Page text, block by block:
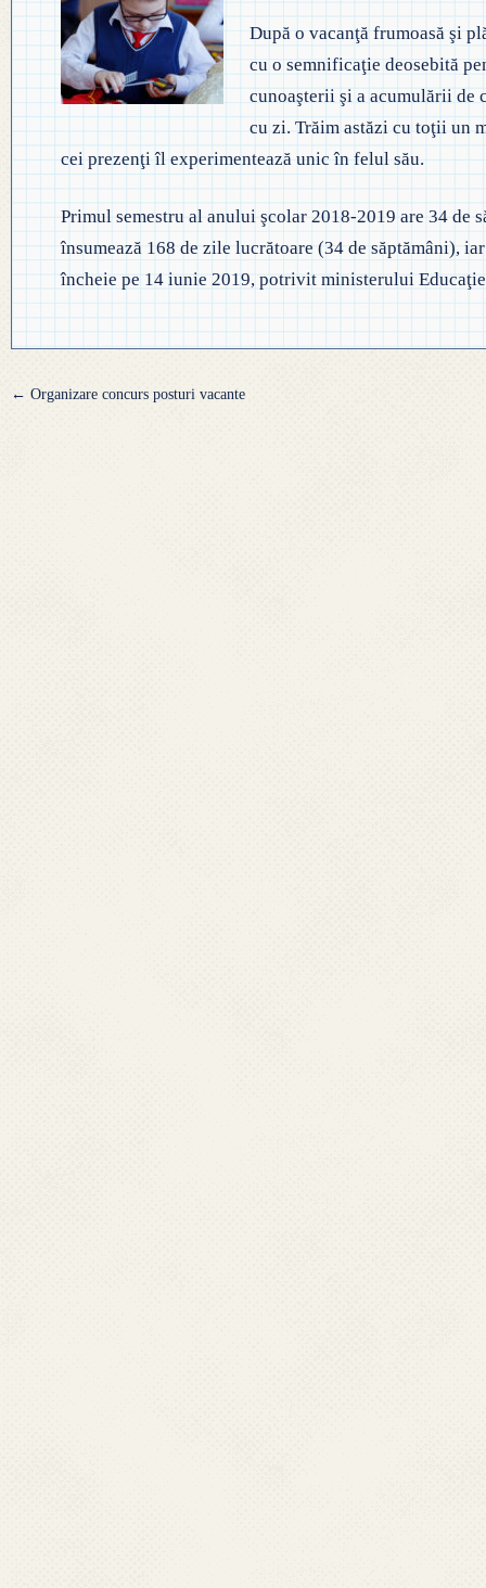
◎ ACHIZIȚII
◎ DOCUMENTE UTILE
◎ REGULAMENT ORGANIZARE
◎ FIȘĂ EVALUARE PERSONAL
◎ ÎNCADRARE PROFESORI
◎ PROFESORI LA CLASE
◎ DECLARAȚII INTERESE
◎ GHID ÎNVĂȚĂMÂNT
◎ CRITERII DE DEPARTAJARE
◎ ORDIN PRIVIND ÎNSCRIEREA
PREȘCOLAR 2025-2026
◎ ORDIN
◎
◎
După o vacanţă frumoasă şi
cu o semnificaţie deosebită
cunoaşterii şi a acumulării de
cu zi. Trăim astăzi cu toţii un
cei prezenţi îl experimentează unic în felul său.
Primul semestru al anului şcolar 2018-2019 are 34 de
însumează 168 de zile lucrătoare (34 de săptămâni),
încheie pe 14 iunie 2019, potrivit ministerului
Navigare
← Organizare concurs posturi vacante